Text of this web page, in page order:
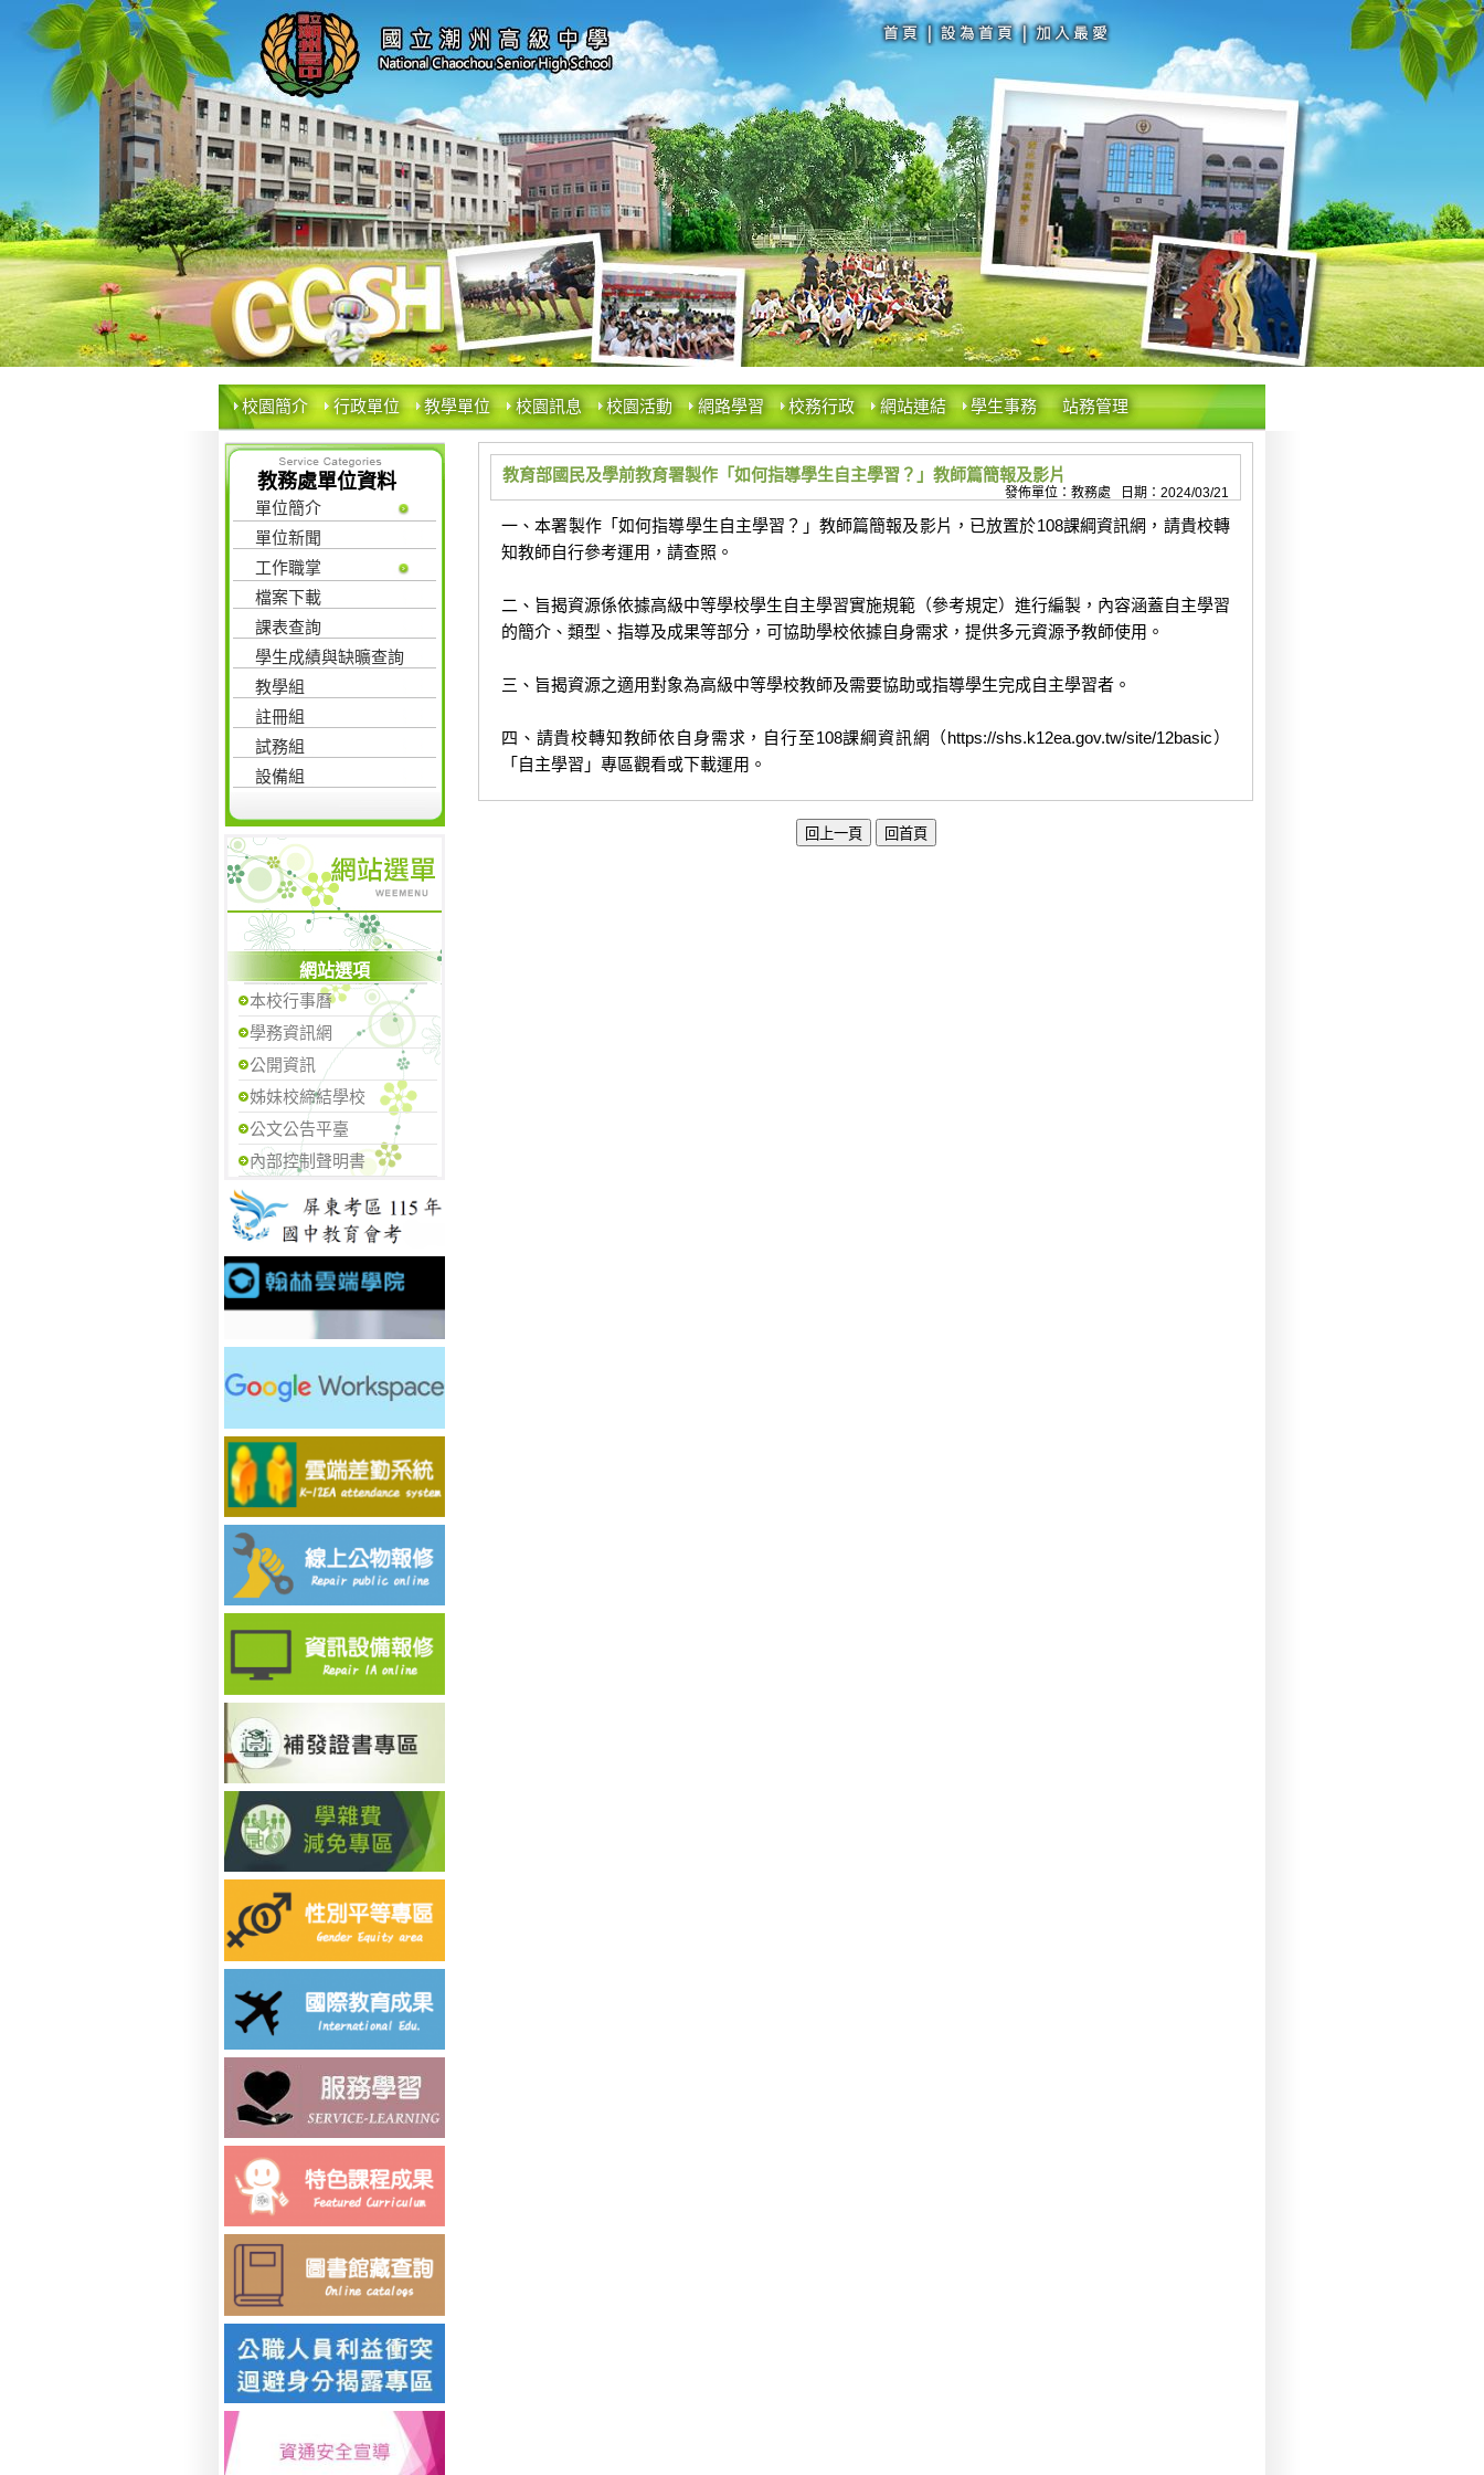
校園簡介 行政單位 教學單位 校園訊息 校園活動 網路學習 校務行政 網站連結 學生事務 站務管理
教務處單位資料
單位簡介
單位新聞
工作職掌
檔案下載
課表查詢
學生成績與缺曠查詢
教學組
註冊組
試務組
設備組
網站選項
本校行事曆
學務資訊網
公開資訊
姊妹校締結學校
公文公告平臺
內部控制聲明書
教育部國民及學前教育署製作「如何指導學生自主學習？」教師篇簡報及影片
發佈單位：教務處 日期：2024/03/21
一、本署製作「如何指導學生自主學習？」教師篇簡報及影片，已放置於108課綱資訊網，請貴校轉
知教師自行參考運用，請查照。
二、旨揭資源係依據高級中等學校學生自主學習實施規範（參考規定）進行編製，內容涵蓋自主學習
的簡介、類型、指導及成果等部分，可協助學校依據自身需求，提供多元資源予教師使用。
三、旨揭資源之適用對象為高級中等學校教師及需要協助或指導學生完成自主學習者。
四、請貴校轉知教師依自身需求，自行至108課綱資訊網（https://shs.k12ea.gov.tw/site/12basic）
「自主學習」專區觀看或下載運用。